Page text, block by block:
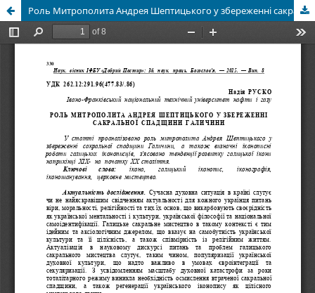
Роль Митрополита Андрея Шептицького у збереженні сакральної спадщини Галичини